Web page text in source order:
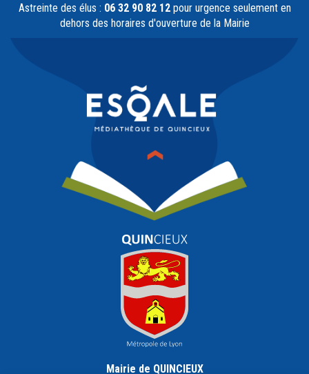
Astreinte des élus : 06 32 90 82 12pour urgence seulement en
dehors des horaires d'ouverture de la Mairie
Mairie de QUINCIEUX